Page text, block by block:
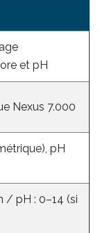
et pH
Nexus 7.000
pH
/ pH : 0–14 (si